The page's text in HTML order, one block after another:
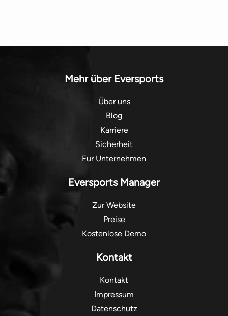
Mehr über Eversports
Über uns
Blog
Karriere
Sicherheit
Für Unternehmen
Eversports Manager
Zur Website
Preise
Kostenlose Demo
Kontakt
Kontakt
Impressum
Datenschutz